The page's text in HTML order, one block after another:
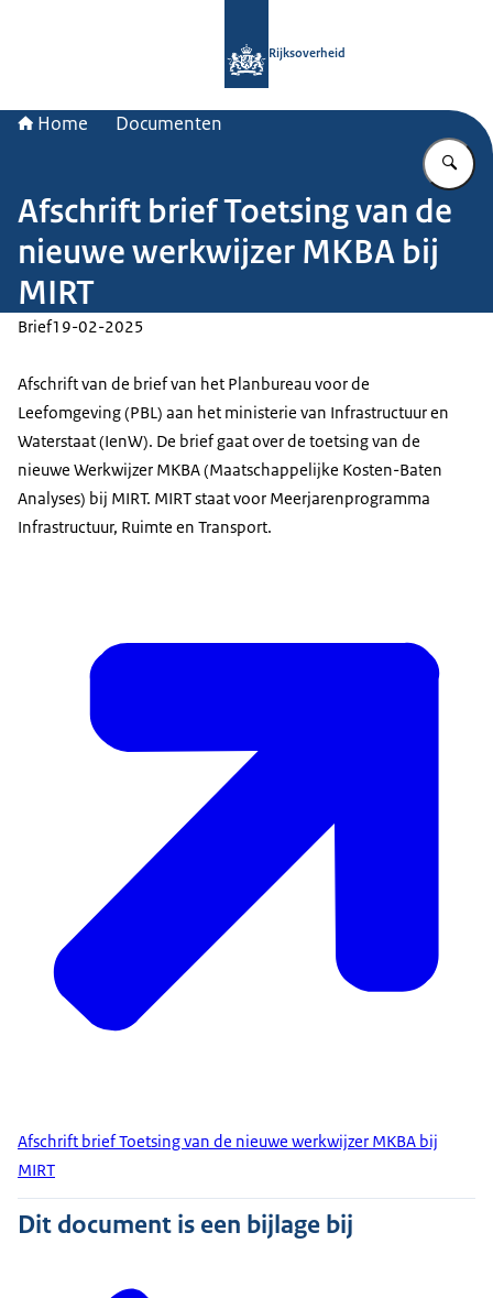
Rijksoverheid
Home Documenten
Afschrift brief Toetsing van de
nieuwe werkwijzer MKBA bij
MIRT
Brief19-02-2025
Afschrift van de brief van het Planbureau voor de
Leefomgeving (PBL) aan het ministerie van Infrastructuur en
Waterstaat (IenW). De brief gaat over de toetsing van de
nieuwe Werkwijzer MKBA (Maatschappelijke Kosten-Baten
Analyses) bij MIRT. MIRT staat voor Meerjarenprogramma
Infrastructuur, Ruimte en Transport.
Afschrift brief Toetsing van de nieuwe werkwijzer MKBA bij
MIRT
Dit document is een bijlage bij